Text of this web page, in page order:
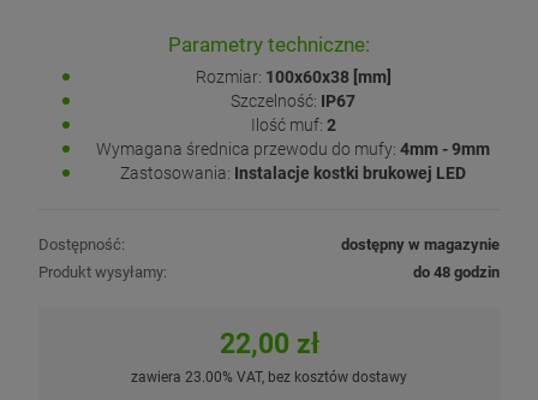
Parametry techniczne:
Rozmiar: 100x60x38 [mm]
Szczelność: IP67
Ilość muf: 2
Wymagana średnica przewodu do mufy: 4mm - 9mm
Zastosowania: Instalacje kostki brukowej LED
Dostępność:
dostępny w magazynie
Produkt wysyłamy:
do 48 godzin
22,00 zł
zawiera 23.00% VAT, bez kosztów dostawy